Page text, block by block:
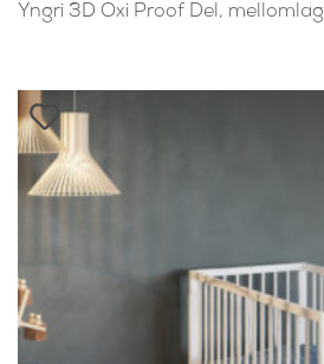
Yngri 3D Oxi Proof Del, mellomlag